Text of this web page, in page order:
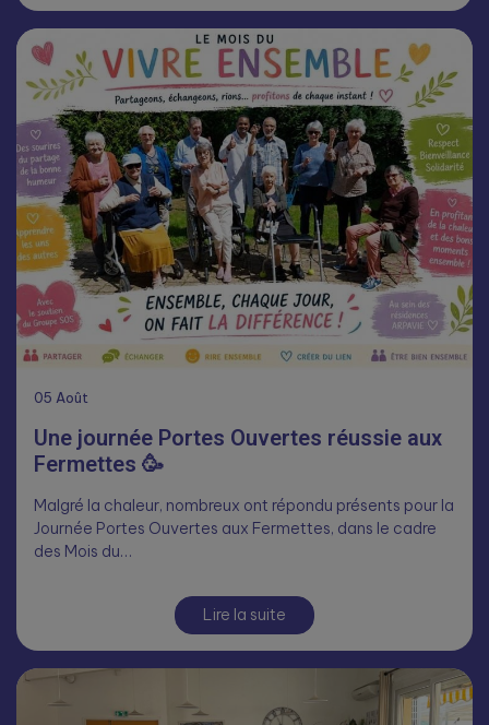
05 Août
Une journée Portes Ouvertes réussie aux
Fermettes 🥳
Malgré la chaleur, nombreux ont répondu présents pour la
Journée Portes Ouvertes aux Fermettes, dans le cadre
des Mois du…
Lire la suite